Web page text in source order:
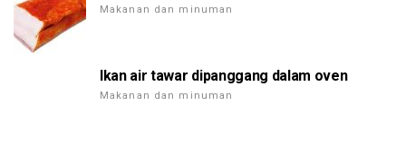
Makanan dan minuman
Ikan air tawar dipanggang dalam oven
Makanan dan minuman